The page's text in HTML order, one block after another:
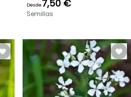
Desde7,50 €
Semillas